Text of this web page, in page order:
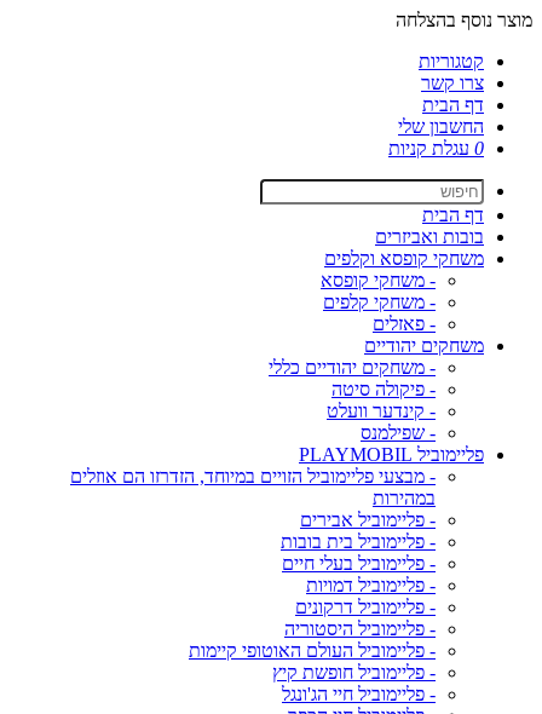
מוצר נוסף בהצלחה
קטגוריות
צרו קשר
דף הבית
החשבון שלי
0 עגלת קניות
דף הבית
בובות ואביזרים
משחקי קופסא וקלפים
- משחקי קופסא
- משחקי קלפים
- פאזלים
משחקים יהודיים
- משחקים יהודיים כללי
- פיקולה סיטה
- קינדער וועלט
- שפילמנס
פליימוביל PLAYMOBIL
- מבצעי פליימוביל הזויים במיוחד, הזדרזו הם אוזלים
במהירות
- פליימוביל אבירים
- פליימוביל בית בובות
- פליימוביל בעלי חיים
- פליימוביל דמויות
- פליימוביל דרקונים
- פליימוביל היסטוריה
- פליימוביל העולם האוטופי קיימות
- פליימוביל חופשת קיץ
- פליימוביל חיי הג'ונגל